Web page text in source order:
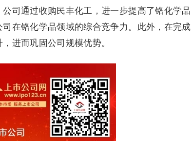
司通过收购民丰化工，进一步提高了铬化学品
在铬化学品领域的综合竞争力。此外，在完成
进而巩固公司规模优势。